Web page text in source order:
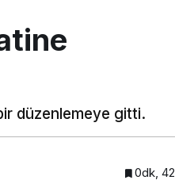
düzenlemeye gitti.
0dk,